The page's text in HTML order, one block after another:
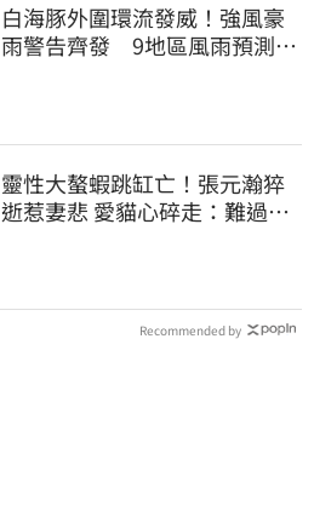
白海豚外圍環流發威！強風豪
雨警告齊發 9地區風雨預測達
靈性大螯蝦跳缸亡！張元瀚猝
逝惹妻悲 愛貓心碎走：難過不
Recommended by